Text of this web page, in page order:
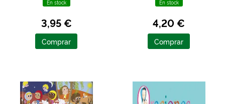
En stock
3,95 €
Comprar
En stock
4,20 €
Comprar